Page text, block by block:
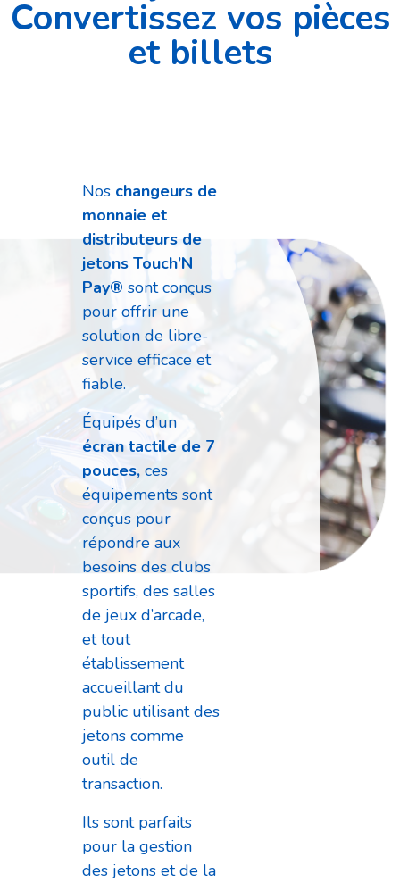
Convertissez vos pièces
et billets
Nos changeurs de
monnaie et
distributeurs de
jetons Touch’N
Pay® sont conçus
pour offrir une
solution de libre-
service efficace et
fiable.
Équipés d’un
écran tactile de 7
pouces, ces
équipements sont
conçus pour
répondre aux
besoins des clubs
sportifs, des salles
de jeux d’arcade,
et tout
établissement
accueillant du
public utilisant des
jetons comme
outil de
transaction.
Ils sont parfaits
pour la gestion
des jetons et de la